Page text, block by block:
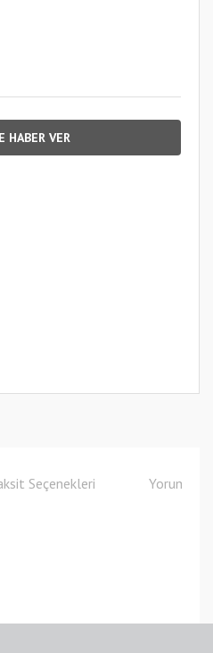
HABER VER
Seçenekleri Yorumlar